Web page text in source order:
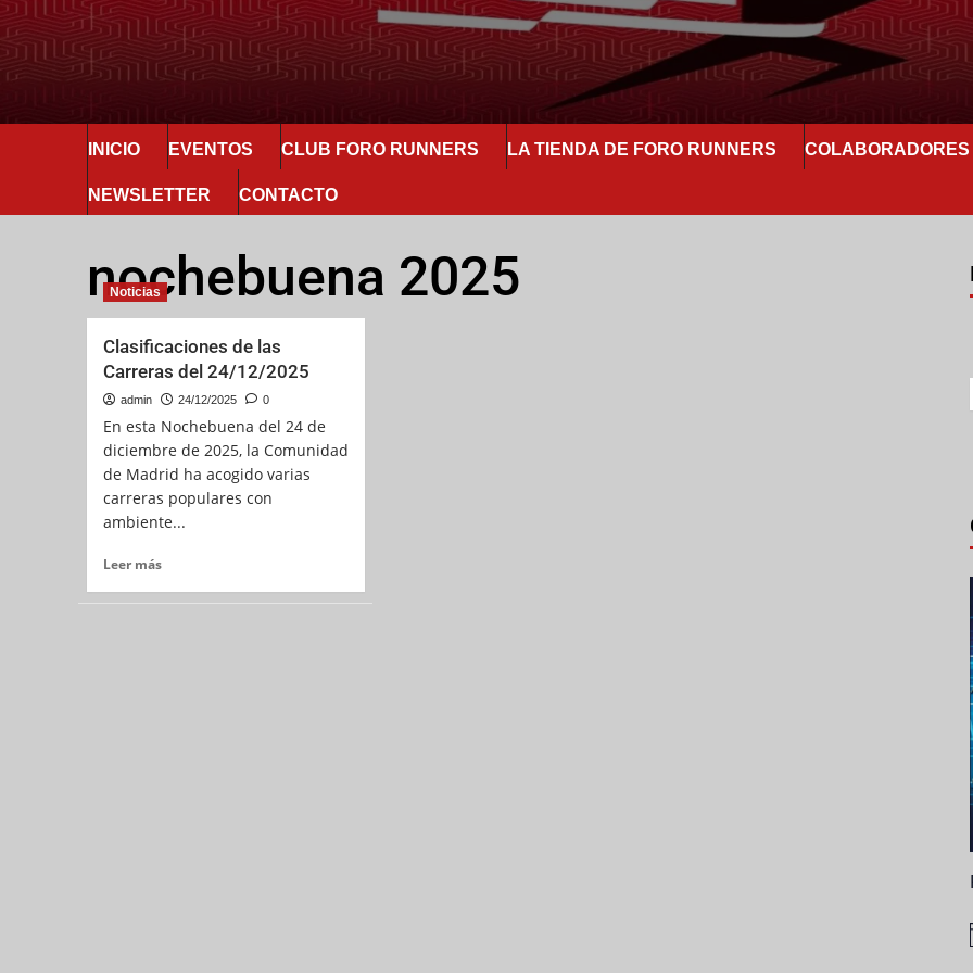
INICIO EVENTOS CLUB FORO RUNNERS LA TIENDA DE FORO RUNNERS COLABORADORES
NEWSLETTER CONTACTO
nochebuena 2025
Noticias
Clasificaciones de las
Carreras del 24/12/2025
admin 24/12/2025 0
En esta Nochebuena del 24 de
diciembre de 2025, la Comunidad
de Madrid ha acogido varias
carreras populares con
ambiente...
Leer más